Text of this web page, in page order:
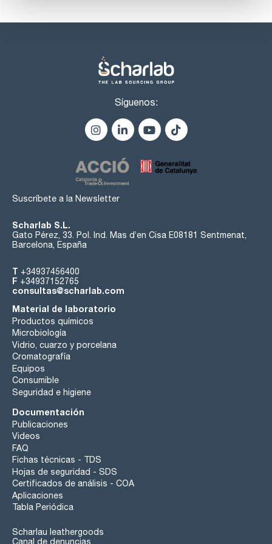
Síguenos:
Suscríbete a la Newsletter
Scharlab S.L.
Gato Pérez, 33. Pol. Ind. Mas d’en Cisa E08181 Sentmenat,
Barcelona, España
T +34937456400
F +34937152765
consultas@scharlab.com
Material de laboratorio
Productos químicos
Microbiología
Vidrio, cuarzo y porcelana
Cromatografía
Equipos
Consumible
Seguridad e higiene
Documentación
Publicaciones
Videos
FAQ
Fichas técnicas - TDS
Hojas de seguridad - SDS
Certificados de análisis - COA
Aplicaciones
Tabla Periódica
Scharlau leathergoods
Canal de denuncias